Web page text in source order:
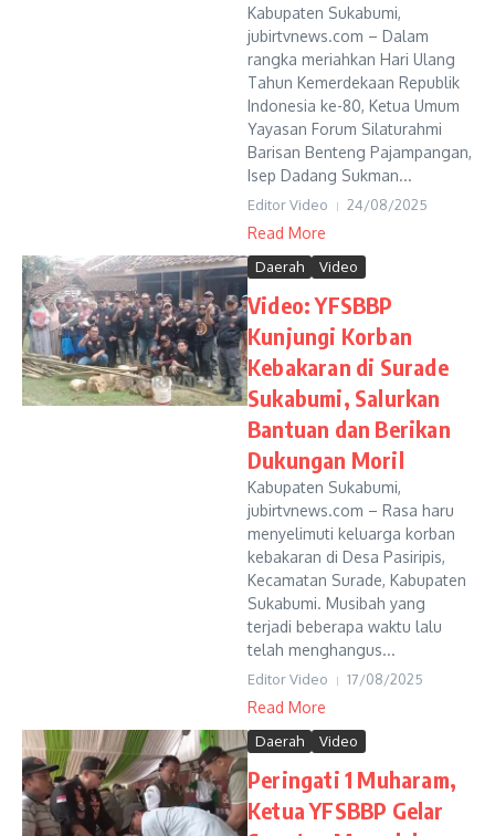
Kabupaten Sukabumi,
jubirtvnews.com – Dalam
rangka meriahkan Hari Ulang
Tahun Kemerdekaan Republik
Indonesia ke-80, Ketua Umum
Yayasan Forum Silaturahmi
Barisan Benteng Pajampangan,
Isep Dadang Sukman...
Editor Video 24/08/2025
Read More
Daerah Video
Video: YFSBBP
Kunjungi Korban
Kebakaran di Surade
Sukabumi, Salurkan
Bantuan dan Berikan
Dukungan Moril
Kabupaten Sukabumi,
jubirtvnews.com – Rasa haru
menyelimuti keluarga korban
kebakaran di Desa Pasiripis,
Kecamatan Surade, Kabupaten
Sukabumi. Musibah yang
terjadi beberapa waktu lalu
telah menghangus...
Editor Video 17/08/2025
Read More
Daerah Video
Peringati 1 Muharam,
Ketua YFSBBP Gelar